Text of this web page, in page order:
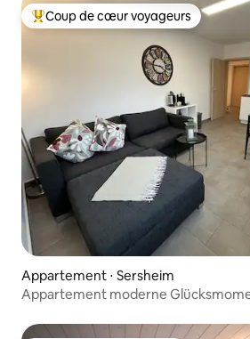
Coups de cœur voyageurs les plus
Coup de cœur voyageurs
Appartement ⋅ Sersheim
Appartement moderne